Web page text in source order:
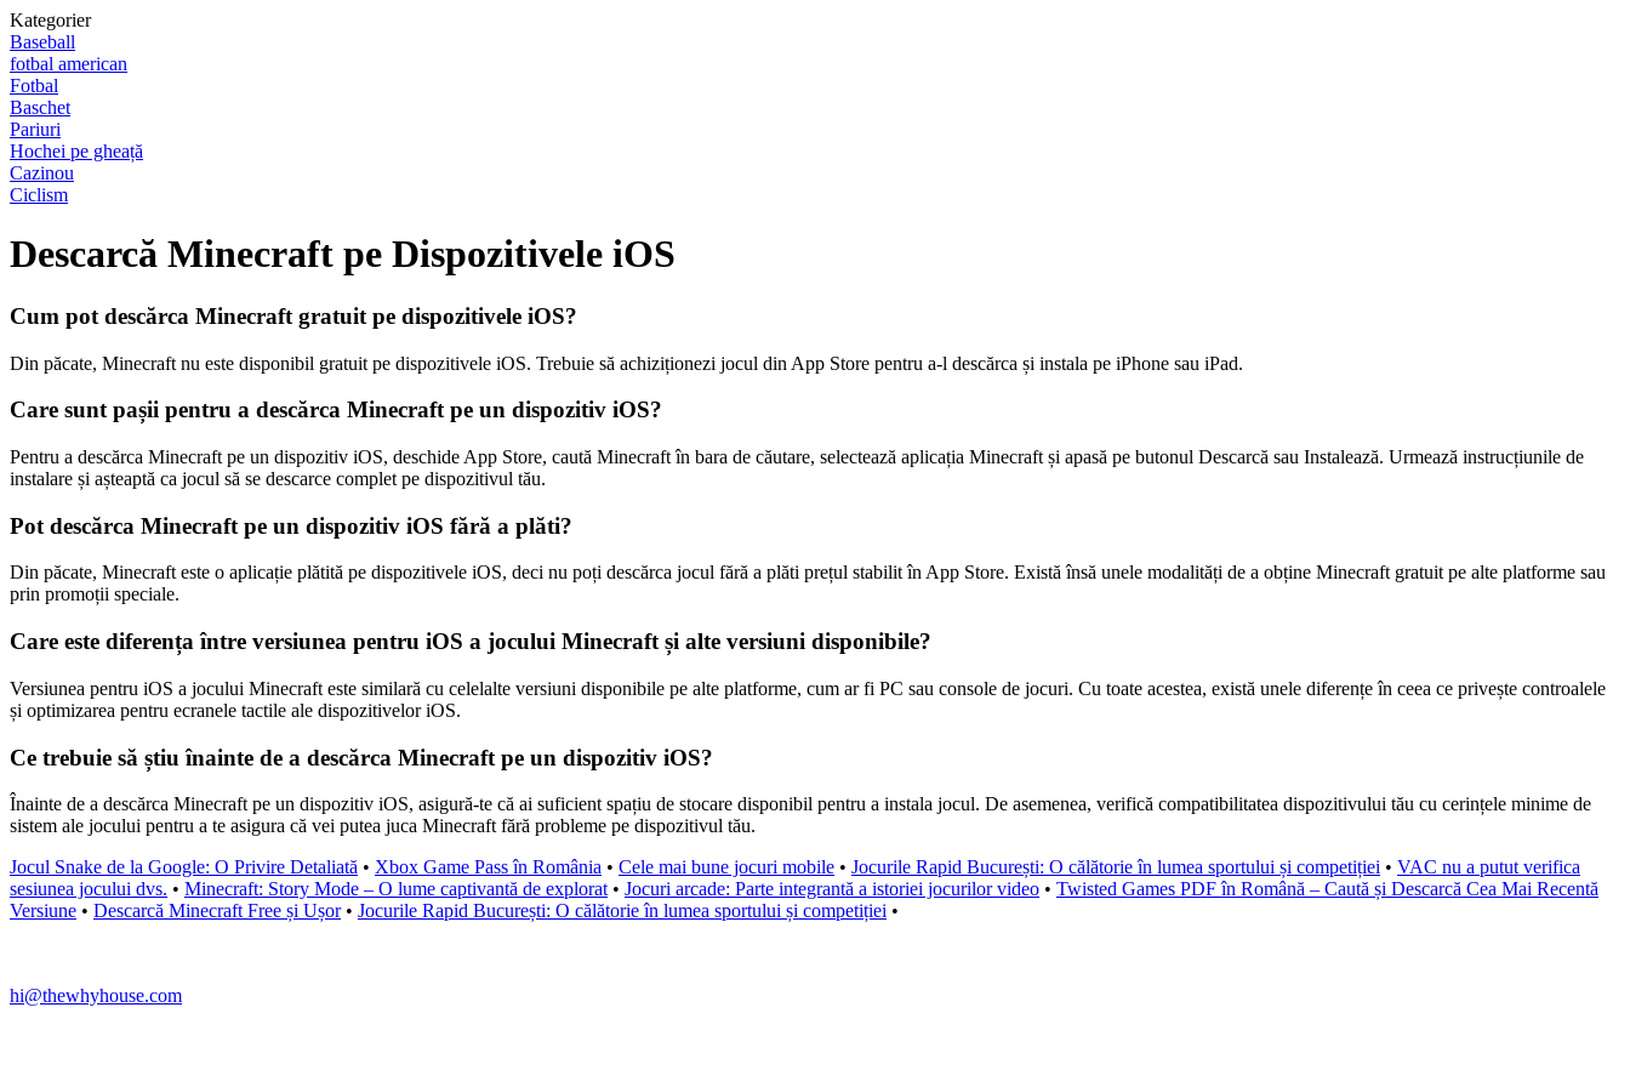
Kategorier
Baseball
fotbal american
Fotbal
Baschet
Pariuri
Hochei pe gheață
Cazinou
Ciclism
Descarcă Minecraft pe Dispozitivele iOS
Cum pot descărca Minecraft gratuit pe dispozitivele iOS?
Din păcate, Minecraft nu este disponibil gratuit pe dispozitivele iOS. Trebuie să achiziționezi jocul din App Store pentru a-l descărca și instala pe iPhone sau iPad.
Care sunt pașii pentru a descărca Minecraft pe un dispozitiv iOS?
Pentru a descărca Minecraft pe un dispozitiv iOS, deschide App Store, caută Minecraft în bara de căutare, selectează aplicația Minecraft și apasă pe butonul Descarcă sau Instalează. Urmează instrucțiunile de
instalare și așteaptă ca jocul să se descarce complet pe dispozitivul tău.
Pot descărca Minecraft pe un dispozitiv iOS fără a plăti?
Din păcate, Minecraft este o aplicație plătită pe dispozitivele iOS, deci nu poți descărca jocul fără a plăti prețul stabilit în App Store. Există însă unele modalități de a obține Minecraft gratuit pe alte platforme sau
prin promoții speciale.
Care este diferența între versiunea pentru iOS a jocului Minecraft și alte versiuni disponibile?
Versiunea pentru iOS a jocului Minecraft este similară cu celelalte versiuni disponibile pe alte platforme, cum ar fi PC sau console de jocuri. Cu toate acestea, există unele diferențe în ceea ce privește controalele
și optimizarea pentru ecranele tactile ale dispozitivelor iOS.
Ce trebuie să știu înainte de a descărca Minecraft pe un dispozitiv iOS?
Înainte de a descărca Minecraft pe un dispozitiv iOS, asigură-te că ai suficient spațiu de stocare disponibil pentru a instala jocul. De asemenea, verifică compatibilitatea dispozitivului tău cu cerințele minime de
sistem ale jocului pentru a te asigura că vei putea juca Minecraft fără probleme pe dispozitivul tău.
Jocul Snakе de la Google: O Privire Detaliată • Xbox Game Pass în România • Cele mai bune jocuri mobile • Jocurile Rapid București: O călătorie în lumea sportului și competiției • VAC nu a putut verifica
sesiunea jocului dvs. • Minecraft: Story Mode – O lume captivantă de explorat • Jocuri arcade: Parte integrantă a istoriei jocurilor video • Twisted Games PDF în Română – Caută și Descarcă Cea Mai Recentă
Versiune • Descarcă Minecraft Free și Ușor• Jocurile Rapid București: O călătorie în lumea sportului și competiției •
hi@thewhyhouse.com